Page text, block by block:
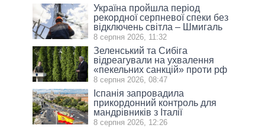
Україна пройшла період
рекордної серпневої спеки без
відключень світла – Шмигаль
8 серпня 2026, 11:32
Зеленський та Сибіга
відреагували на ухвалення
«пекельних санкцій» проти рф
8 серпня 2026, 08:47
Іспанія запровадила
прикордонний контроль для
мандрівників з Італії
8 серпня 2026, 12:26